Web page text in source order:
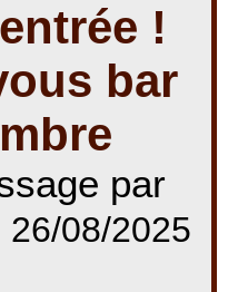
!
bar
par
26/08/2025